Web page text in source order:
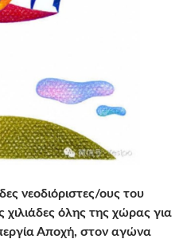
νεοδιόριστες/ους του
όλης της χώρας για
Αποχή, στον αγώνα